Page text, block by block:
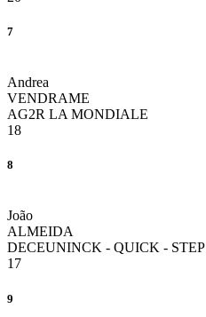
7
Andrea
VENDRAME
AG2R LA MONDIALE
18
8
João
ALMEIDA
DECEUNINCK - QUICK - STEP
17
9